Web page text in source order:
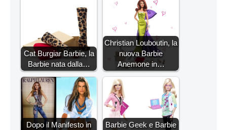
Cat Burgiar Barbie, la
Barbie nata dalla…
Christian Louboutin, la
nuova Barbie
Anemone in…
Dopo il Manifesto in
Barbie Geek e Barbie